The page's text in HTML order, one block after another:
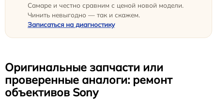
Самаре и честно сравним с ценой новой модели.
Чинить невыгодно — так и скажем.
Записаться на диагностику
Оригинальные запчасти или
проверенные аналоги: ремонт
объективов Sony